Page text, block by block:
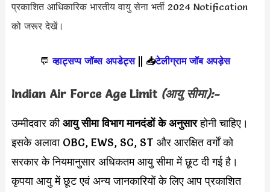
प्रकाशित आधिकारिक भारतीय वायु सेना भर्ती 2024 Notification
को जरूर देखें।
💬 व्हाट्सप्प जॉब्स अपडेट्स|| 📥टेलीग्राम जॉब अपड़ेस
Indian Air Force Age Limit (आयु सीमा):-
उम्मीदवार कीआयु सीमा विभाग मानदंडों के अनुसारहोनी चाहिए।
इसके अलावा OBC, EWS, SC, ST और आरक्षित वर्गों को
सरकार के नियमानुसार अधिकतम आयु सीमा में छूट दी गई है।
कृपया आयु में छूट एवं अन्य जानकारियों के लिए आप प्रकाशित